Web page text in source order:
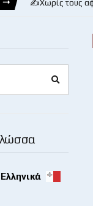
✍️Χωρίς τους
Ελληνικά